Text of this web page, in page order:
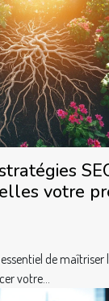
votre
de maîtriser
votre...